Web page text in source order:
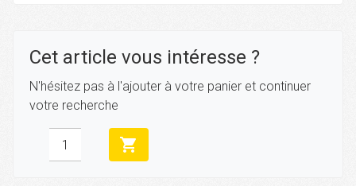
Cet article vous intéresse ?
N'hésitez pas à l'ajouter à votre panier et continuer
votre recherche
shopping_cart